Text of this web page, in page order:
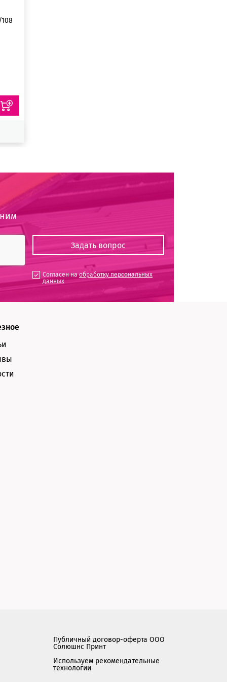
Согласен наобработку персональных
данных
Публичный договор-оферта ООО
Солюшнс Принт
Используем рекомендательные
технологии